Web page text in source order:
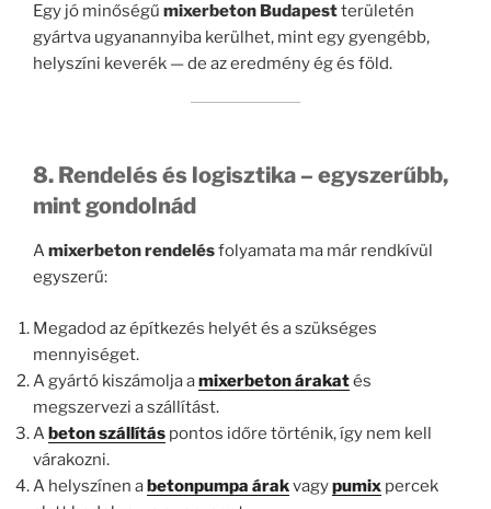
Egy jó minőségű mixerbeton Budapestterületén
gyártva ugyanannyiba kerülhet, mint egy gyengébb,
helyszíni keverék — de az eredmény ég és föld.
8. Rendelés és logisztika – egyszerűbb,
mint gondolnád
Amixerbeton rendelésfolyamata ma már rendkívül
egyszerű:
Megadod az építkezés helyét és a szükséges
mennyiséget.
A gyártó kiszámolja amixerbeton árakatés
megszervezi a szállítást.
Abeton szállítás pontos időre történik, így nem kell
várakozni.
A helyszínen abetonpumpa árakvagypumix percek